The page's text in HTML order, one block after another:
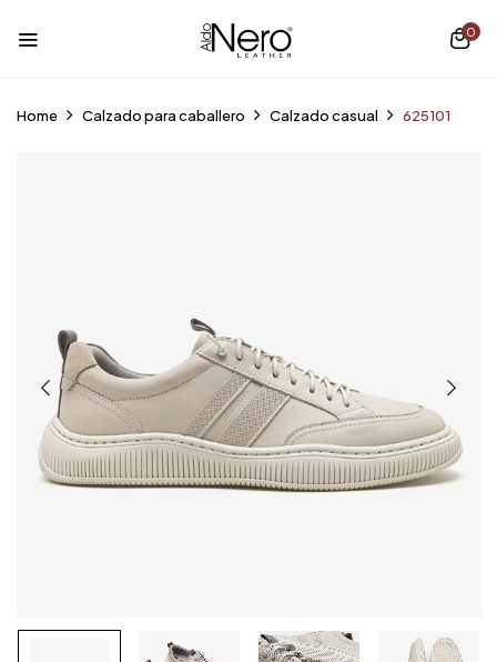
0
Home Calzado para caballero Calzado casual 625101